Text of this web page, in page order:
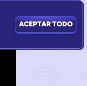
ACEPTAR TODO